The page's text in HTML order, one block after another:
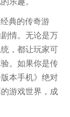
典的传奇游
情。无论是万
，都让玩家可
。如果你是传
本手机》绝对
游戏世界，成